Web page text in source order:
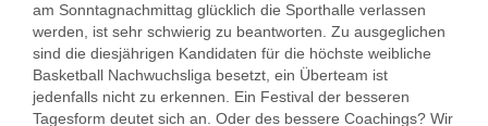
am Sonntagnachmittag glücklich die Sporthalle verlassen
werden, ist sehr schwierig zu beantworten. Zu ausgeglichen
sind die diesjährigen Kandidaten für die höchste weibliche
Basketball Nachwuchsliga besetzt, ein Überteam ist
jedenfalls nicht zu erkennen. Ein Festival der besseren
Tagesform deutet sich an. Oder des bessere Coachings? Wir